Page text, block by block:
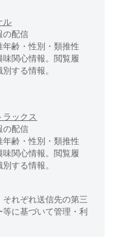
ル
の配信
齢・性別・類推性
関心情報。閲覧履
する情報。
ラックス
の配信
齢・性別・類推性
関心情報。閲覧履
する情報。
れぞれ送信先の第三
に基づいて管理・利